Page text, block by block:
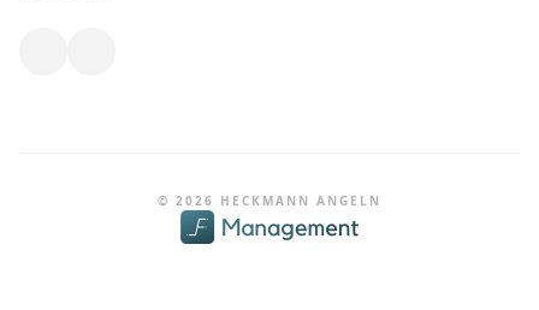
© 2026 HECKMANN ANGELN